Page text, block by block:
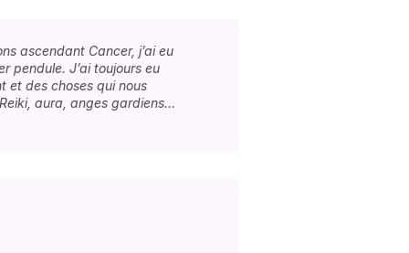
ascendant Cancer, j’ai eu
pendule. J’ai toujours eu
et des choses qui nous
aura, anges gardiens…